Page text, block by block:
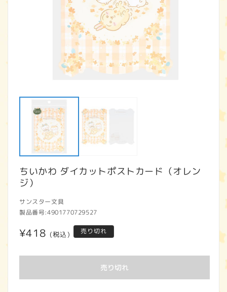
ちいかわ ダイカットポストカード（オレン
ジ）
サンスター文具
製品番号:4901770729527
通
格
¥418 (税込) 売り切れ
売り切れ